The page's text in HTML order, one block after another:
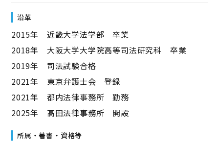
沿革
2015年 近畿大学法学部 卒業
2018年 大阪大学大学院高等司法研究科 卒業
2019年 司法試験合格
2021年 東京弁護士会 登録
2021年 都内法律事務所 勤務
2025年 髙田法律事務所 開設
所属・著書・資格等